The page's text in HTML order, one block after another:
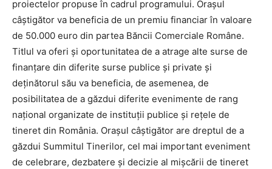
proiectelor propuse în cadrul programului. Orașul
câștigător va beneficia de un premiu financiar în valoare
de 50.000 euro din partea Băncii Comerciale Române.
Titlul va oferi și oportunitatea de a atrage alte surse de
finanțare din diferite surse publice și private și
deținătorul său va beneficia, de asemenea, de
posibilitatea de a găzdui diferite evenimente de rang
național organizate de instituții publice și rețele de
tineret din România. Orașul câștigător are dreptul de a
găzdui Summitul Tinerilor, cel mai important eveniment
de celebrare, dezbatere și decizie al mișcării de tineret